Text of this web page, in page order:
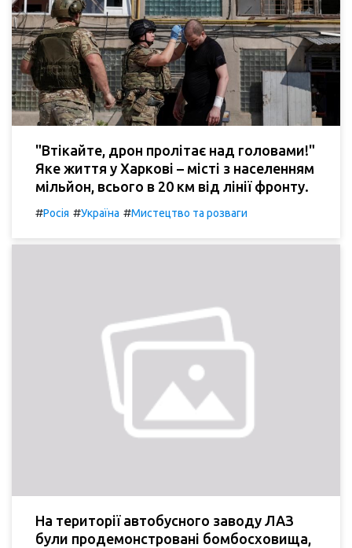
"Втікайте, дрон пролітає над головами!"
Яке життя у Харкові – місті з населенням
мільйон, всього в 20 км від лінії фронту.
#Росія #Україна #Мистецтво та розваги
На території автобусного заводу ЛАЗ
були продемонстровані бомбосховища,